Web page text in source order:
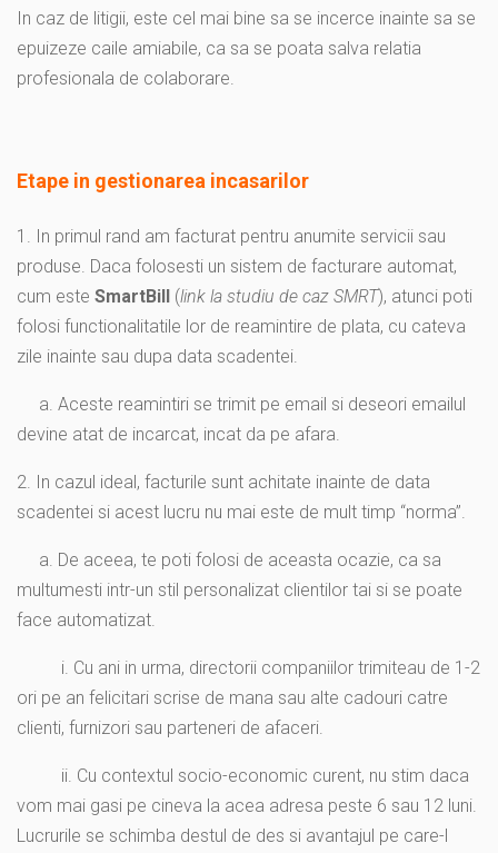
In caz de litigii, este cel mai bine sa se incerce inainte sa se
epuizeze caile amiabile, ca sa se poata salva relatia
profesionala de colaborare.
Etape in gestionarea incasarilor
1. In primul rand am facturat pentru anumite servicii sau
produse. Daca folosesti un sistem de facturare automat,
cum este SmartBill (link la studiu de caz SMRT), atunci poti
folosi functionalitatile lor de reamintire de plata, cu cateva
zile inainte sau dupa data scadentei.
a. Aceste reamintiri se trimit pe email si deseori emailul
devine atat de incarcat, incat da pe afara.
2. In cazul ideal, facturile sunt achitate inainte de data
scadentei si acest lucru nu mai este de mult timp “norma”.
a. De aceea, te poti folosi de aceasta ocazie, ca sa
multumesti intr-un stil personalizat clientilor tai si se poate
face automatizat.
i. Cu ani in urma, directorii companiilor trimiteau de 1-2
ori pe an felicitari scrise de mana sau alte cadouri catre
clienti, furnizori sau parteneri de afaceri.
ii. Cu contextul socio-economic curent, nu stim daca
vom mai gasi pe cineva la acea adresa peste 6 sau 12 luni.
Lucrurile se schimba destul de des si avantajul pe care-l